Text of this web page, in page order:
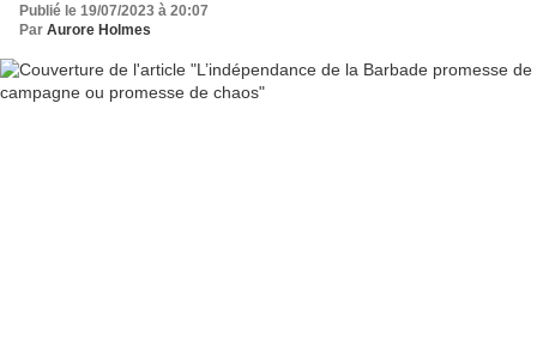
Publié le 19/07/2023 à 20:07
Par Aurore Holmes